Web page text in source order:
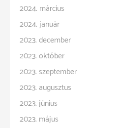
2024. március
2024. január
2023. december
2023. október
2023. szeptember
2023. augusztus
2023. június
2023. május